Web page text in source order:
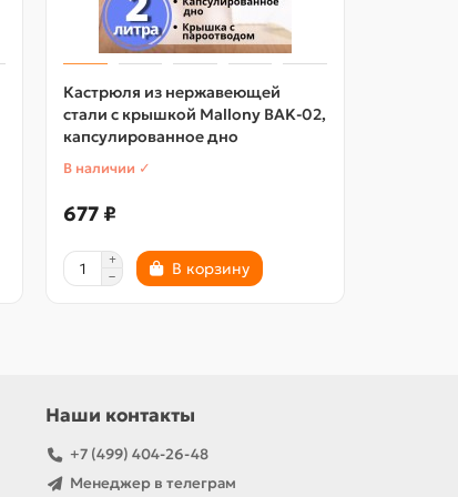
Кастрюля из нержавеющей
стали с крышкой Mallony BAK-02,
капсулированное дно
В наличии ✓
677 ₽
В корзину
Наши контакты
+7 (499) 404-26-48
Менеджер в телеграм